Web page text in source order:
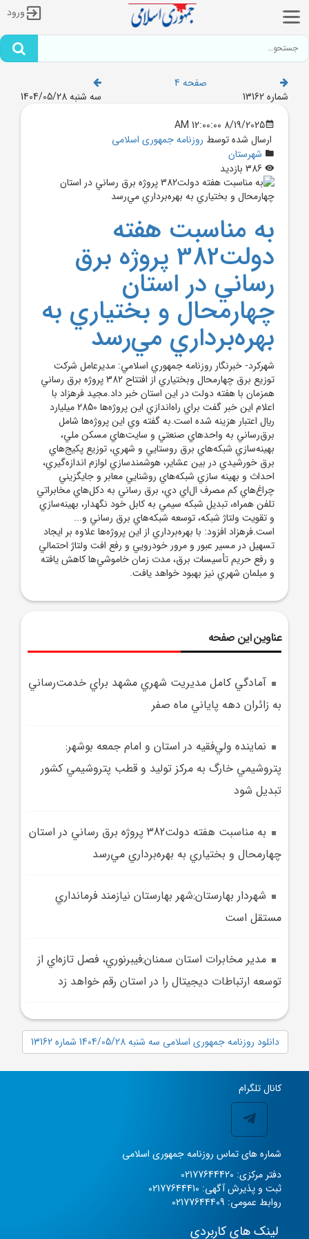
ورود
صفحه 4
شماره 13162
سه شنبه 1404/05/28
8/19/2025 12:00:00 AM
ارسال شده توسط روزنامه جمهوری اسلامی
شهرستان
به مناسبت هفته
دولت382 پروژه برق
رساني در استان
چهارمحال و بختياري به
بهره‌برداري مي‌رسد
شهرکرد- خبرنگار روزنامه جمهوري اسلامي: مديرعامل شرکت
توزيع برق چهارمحال وبختياري از افتتاح 382 پروژه برق رساني
همزمان با هفته دولت در اين استان خبر داد.مجيد فرهزاد با
اعلام اين خبر گفت براي راه‌اندازي اين پروژه‌ها 2850 ميليارد
ريال اعتبار هزينه شده است.به گفته وي اين پروژه‌ها شامل
برق‌رساني به واحدهاي صنعتي و سايت‌هاي مسکن ملي،
بهينه‌سازي شبکه‌هاي برق روستايي و شهري، توزيع پکيج‌هاي
برق خورشيدي در بين عشاير، هوشمندسازي لوازم اندازه‌گيري،
احداث و بهينه سازي شبکه‌هاي روشنايي معابر و جايگزيني
چراغ‌هاي کم مصرف ال‌اي دي، برق رساني به دکل‌هاي مخابراتي
تلفن همراه، تبديل شبکه سيمي به کابل خود نگهدار، بهينه‌سازي
و تقويت ولتاژ شبکه، توسعه شبکه‌هاي برق رساني و...
است.فرهزاد افزود: با بهره‌برداري از اين پروژه‌ها علاوه بر ايجاد
تسهيل در مسير عبور و مرور خودرويي و رفع افت ولتاژ احتمالي
و رفع حريم تأسيسات برق، مدت زمان خاموشي‌ها کاهش يافته
و مبلمان شهري نيز بهبود خواهد يافت.
عناوین این صفحه
آمادگي کامل مديريت شهري مشهد براي خدمت‌رساني
به زائران دهه پاياني ماه صفر
نماينده ولي‌فقيه در استان و امام جمعه بوشهر:
پتروشيمي خارگ به مرکز توليد و قطب پتروشيمي کشور
تبديل شود
به مناسبت هفته دولت382 پروژه برق رساني در استان
چهارمحال و بختياري به بهره‌برداري مي‌رسد
شهردار بهارستان:شهر بهارستان نيازمند فرمانداري
مستقل است
مدير مخابرات استان سمنان:فيبرنوري، فصل تازه‌اي از
توسعه ارتباطات ديجيتال را در استان رقم خواهد زد
دانلود روزنامه جمهوری اسلامی سه شنبه 1404/05/28 شماره 13162
کانال تلگرام
شماره های تماس روزنامه جمهوری اسلامی
دفتر مرکزی: 02177644420
ثبت و پذیرش آگهی: 02177644410
روابط عمومی: 02177644409
لینک های کاربردی